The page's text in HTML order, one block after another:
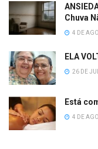
Chuva
4 DE
ELA
26 DE
Está
4 DE